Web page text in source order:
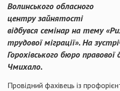
Волинського обласного
центру зайнятості
відбувся семінар на тему
трудової міграції». На
Горохівського бюро
Чмихало.
Провідний фахівець із